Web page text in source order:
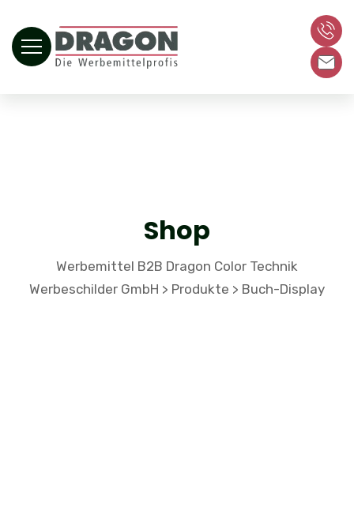
Shop
Werbemittel B2B Dragon Color Technik
Werbeschilder GmbH > Produkte > Buch-Display